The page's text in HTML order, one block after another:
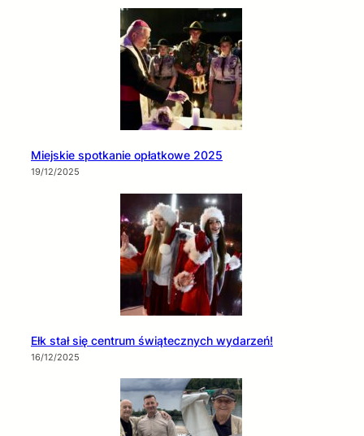
Miejskie spotkanie opłatkowe 2025
19/12/2025
Ełk stał się centrum świątecznych wydarzeń!
16/12/2025